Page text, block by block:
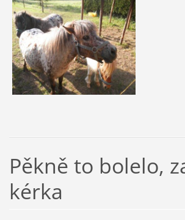
Pěkně to bolelo,
kérka